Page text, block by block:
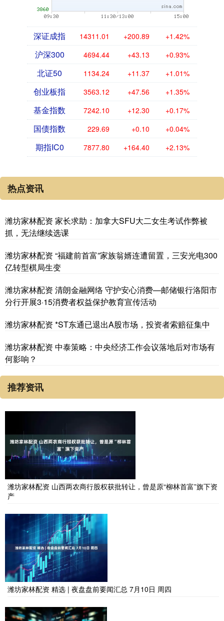
深证成指 14311.01 +200.89 +1.42%
沪深300 4694.44 +43.13 +0.93%
北证50 1134.24 +11.37 +1.01%
创业板指 3563.12 +47.56 +1.35%
基金指数 7242.10 +12.30 +0.17%
国债指数 229.69 +0.10 +0.04%
期指IC0 7877.80 +164.40 +2.13%
热点资讯
潍坊家林配资 家长求助：加拿大SFU大二女生考试作弊被
抓，无法继续选课
潍坊家林配资 “福建前首富”家族翁婿连遭留置，三安光电300
亿转型棋局生变
潍坊家林配资 清朗金融网络 守护安心消费—邮储银行洛阳市
分行开展3·15消费者权益保护教育宣传活动
潍坊家林配资 *ST东通已退出A股市场，投资者索赔征集中
潍坊家林配资 中泰策略：中央经济工作会议落地后对市场有
何影响？
推荐资讯
潍坊家林配资 山西两农商行股权获批转让，曾是原“柳林首富”旗下资
产
潍坊家林配资 精选 | 夜盘盘前要闻汇总 7月10日 周四